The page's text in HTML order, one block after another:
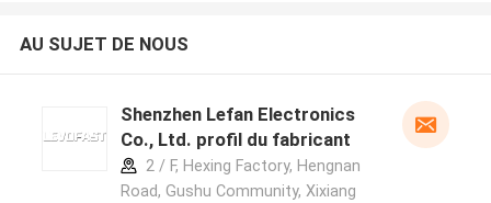
AU SUJET DE NOUS
Shenzhen Lefan Electronics
Co., Ltd. profil du fabricant
2 / F, Hexing Factory, Hengnan
Road, Gushu Community, Xixiang